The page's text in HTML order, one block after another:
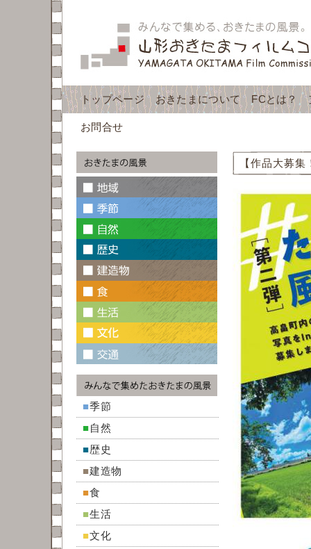
トップページ おきたまについて FCとは？
お問合せ
■季節
■自然
■歴史
■建造物
■食
■生活
■文化
【作品大募